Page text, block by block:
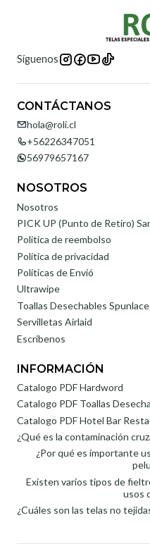
Síguenos
CONTÁCTANOS
hola@roli.cl
+56226347051
56979657167
NOSOTROS
Nosotros
PICK UP (Punto de Retiro)
Politica de reembolso
Política de privacidad
Políticas de Envió
Ultrawipe
Toallas Desechables Spunlace
Servilletas Airlaid
Escríbenos
INFORMACIÓN
Catalogo PDF Hardword
Catalogo PDF Toallas
Catalogo PDF Hotel Bar
¿Qué es la contaminación
¿Por qué es importante
Existen varios tipos de
usos
¿Cuáles son las telas no